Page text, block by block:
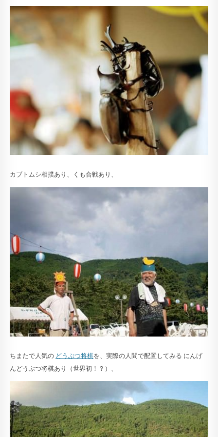
カブトムシ相撲あり、くも合戦あり、
ちまたで人気の どうぶつ将棋を、実際の人間で配置してみる にんげ
んどうぶつ将棋あり（世界初！？）、